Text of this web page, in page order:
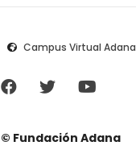
Campus Virtual Adana
© Fundación Adana